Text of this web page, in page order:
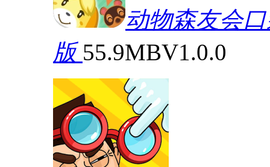
动物森友会
版 55.9MBV1.0.0